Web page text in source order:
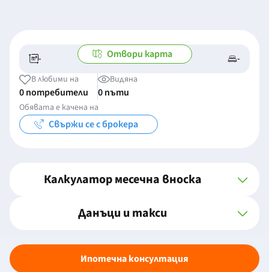
- -/- -
Отвори карта
В любими на
0 потребители
Видяна
0 пъти
Обявата е качена на
Свържи се с брокера
Калкулатор месечна вноска
Данъци и такси
Ипотечна консултация